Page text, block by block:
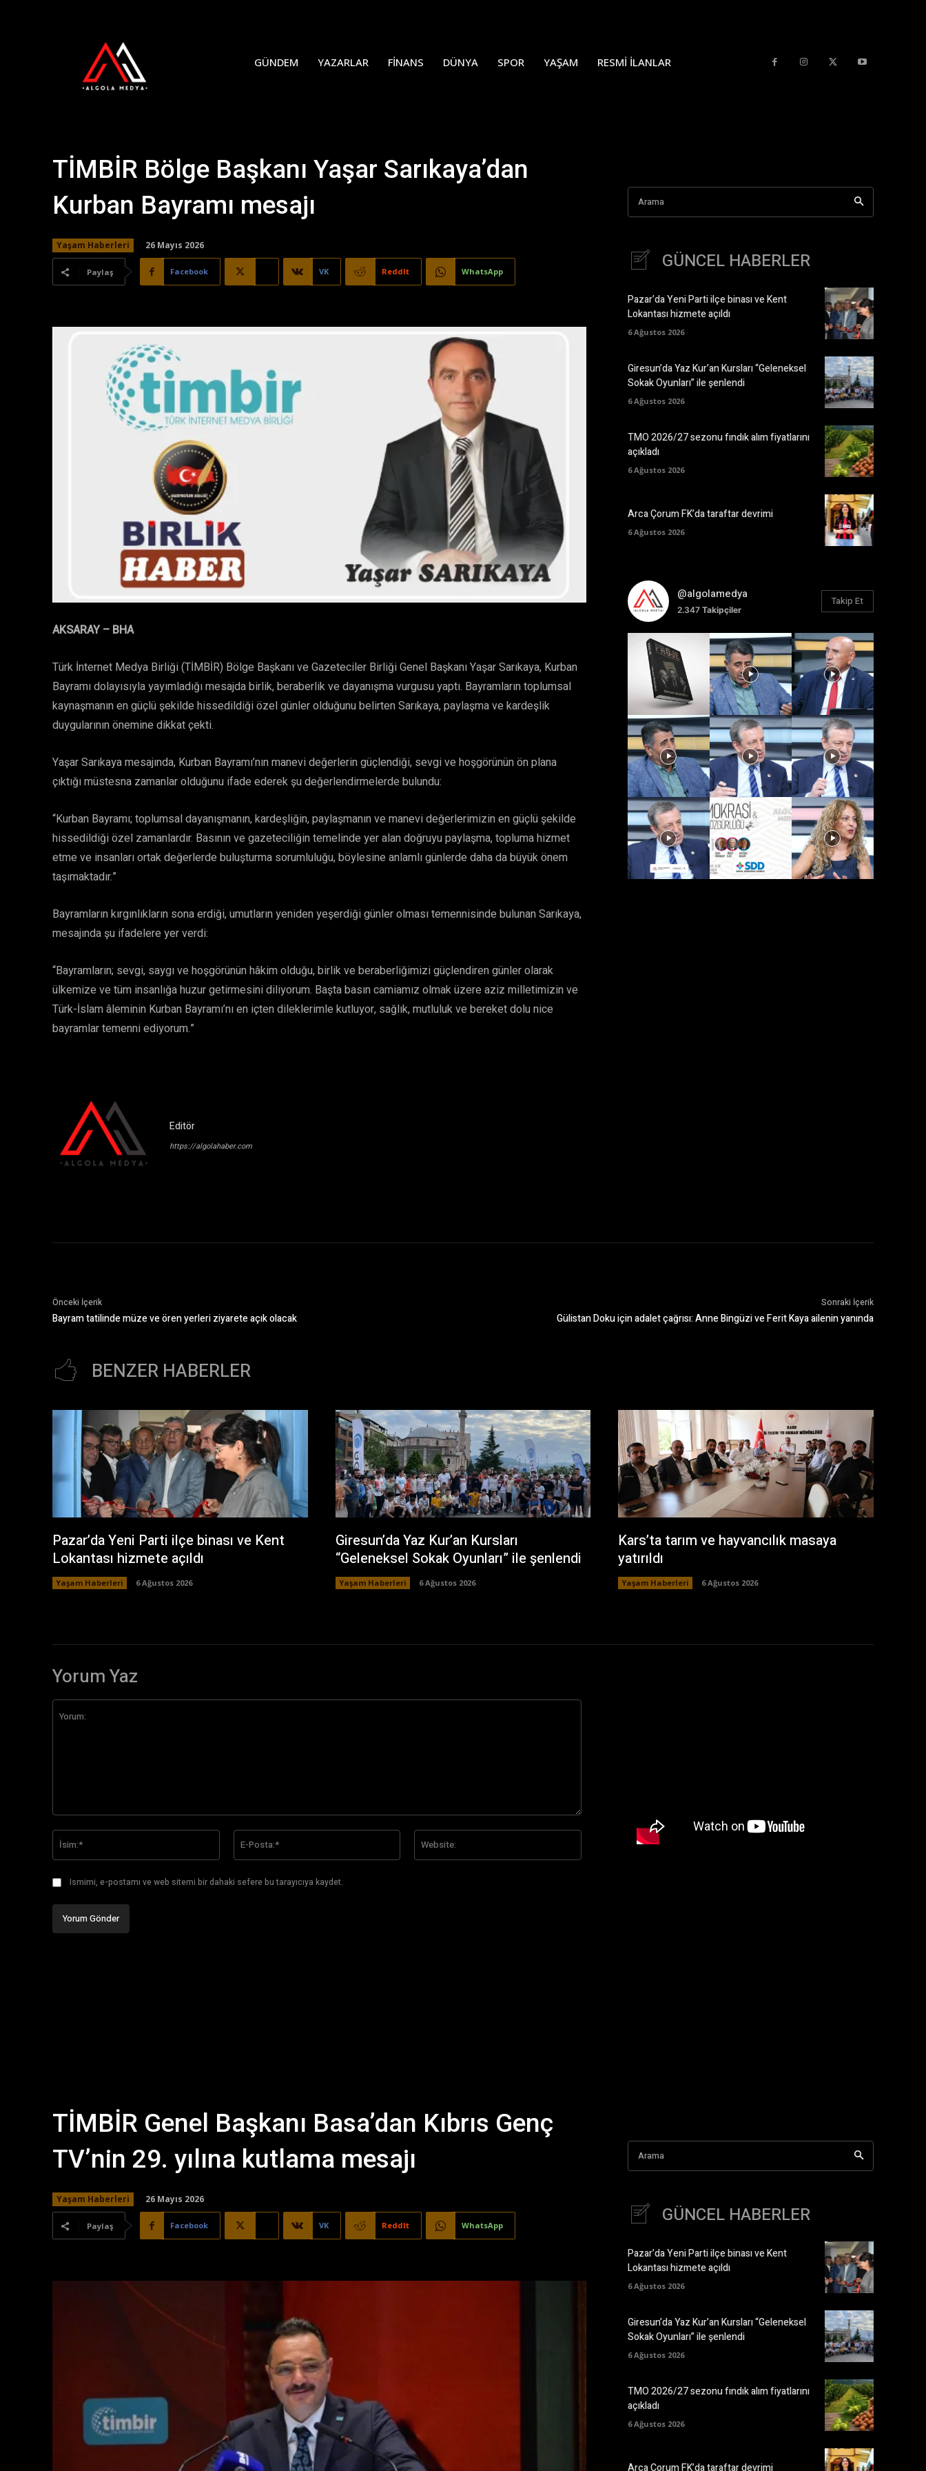
GÜNDEM YAZARLAR FINANS DÜNYA SPOR YAŞAM RESMI İLANLAR
TİMBİR Bölge Başkanı Yaşar Sarıkaya’dan
Kurban Bayramı mesajı
Yaşam Haberleri 26 Mayıs 2026
Paylaş Facebook VK ReddIt WhatsApp
AKSARAY – BHA
Türk İnternet Medya Birliği (TİMBİR) Bölge Başkanı ve Gazeteciler Birliği Genel Başkanı Yaşar Sarıkaya, Kurban
Bayramı dolayısıyla yayımladığı mesajda birlik, beraberlik ve dayanışma vurgusu yaptı. Bayramların toplumsal
kaynaşmanın en güçlü şekilde hissedildiği özel günler olduğunu belirten Sarıkaya, paylaşma ve kardeşlik
duygularının önemine dikkat çekti.
Yaşar Sarıkaya mesajında, Kurban Bayramı’nın manevi değerlerin güçlendiği, sevgi ve hoşgörünün ön plana
çıktığı müstesna zamanlar olduğunu ifade ederek şu değerlendirmelerde bulundu:
“Kurban Bayramı; toplumsal dayanışmanın, kardeşliğin, paylaşmanın ve manevi değerlerimizin en güçlü şekilde
hissedildiği özel zamanlardır. Basının ve gazeteciliğin temelinde yer alan doğruyu paylaşma, topluma hizmet
etme ve insanları ortak değerlerde buluşturma sorumluluğu, böylesine anlamlı günlerde daha da büyük önem
taşımaktadır.”
Bayramların kırgınlıkların sona erdiği, umutların yeniden yeşerdiği günler olması temennisinde bulunan Sarıkaya,
mesajında şu ifadelere yer verdi:
“Bayramların; sevgi, saygı ve hoşgörünün hâkim olduğu, birlik ve beraberliğimizi güçlendiren günler olarak
ülkemize ve tüm insanlığa huzur getirmesini diliyorum. Başta basın camiamız olmak üzere aziz milletimizin ve
Türk-İslam âleminin Kurban Bayramı’nı en içten dileklerimle kutluyor, sağlık, mutluluk ve bereket dolu nice
bayramlar temenni ediyorum.”
Editör
https://algolahaber.com
Arama
GÜNCEL HABERLER
Pazar’da Yeni Parti ilçe binası ve Kent
Lokantası hizmete açıldı
6 Ağustos 2026
Giresun’da Yaz Kur’an Kursları “Geleneksel
Sokak Oyunları” ile şenlendi
6 Ağustos 2026
TMO 2026/27 sezonu fındık alım fiyatlarını
açıkladı
6 Ağustos 2026
Arca Çorum FK’da taraftar devrimi
6 Ağustos 2026
@algolamedya
2.347Takipçiler
Takip Et
Önceki İçerik
Bayram tatilinde müze ve ören yerleri ziyarete açık olacak
Sonraki İçerik
Gülistan Doku için adalet çağrısı: Anne Bingüzi ve Ferit Kaya ailenin yanında
BENZER HABERLER
Pazar’da Yeni Parti ilçe binası ve Kent
Lokantası hizmete açıldı
Yaşam Haberleri 6 Ağustos 2026
Giresun’da Yaz Kur’an Kursları
“Geleneksel Sokak Oyunları” ile şenlendi
Yaşam Haberleri 6 Ağustos 2026
Kars’ta tarım ve hayvancılık masaya
yatırıldı
Yaşam Haberleri 6 Ağustos 2026
Yorum Yaz
Posta:*
Ismimi, e-postamı ve web sitemi bir dahaki sefere bu tarayıcıya kaydet.